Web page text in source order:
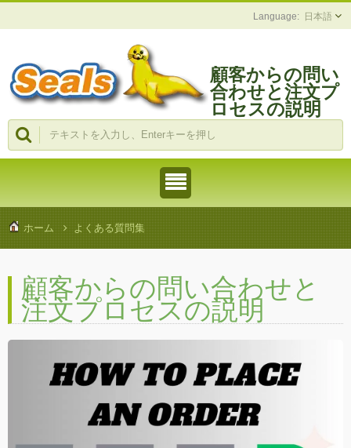
日本語
顧客からの問い
合わせと注文プ
ロセスの説明
ホーム よくある質問集
顧客からの問い合わせと
注文プロセスの説明